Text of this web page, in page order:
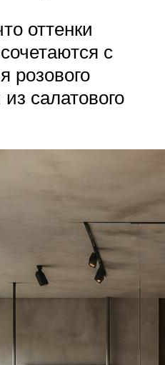
оттенки
с
розового
салатового